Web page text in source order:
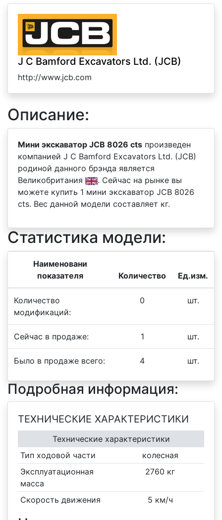
J C Bamford Excavators Ltd. (JCB)
http://www.jcb.com
Описание:
Мини экскаватор JCB 8026 cts произведен
компанией J C Bamford Excavators Ltd. (JCB)
родиной данного брэнда является
Великобритания
. Сейчас на рынке вы
можете купить 1 мини экскаватор JCB 8026
cts. Вес данной модели составляет кг.
Статистика модели:
Наименовани
показателя
Количество Ед.изм.
Количество
модификаций:
0 шт.
Сейчас в продаже: 1 шт.
Было в продаже всего: 4 шт.
Подробная информация:
ТЕХНИЧЕСКИЕ ХАРАКТЕРИСТИКИ
Технические характеристики
Тип ходовой части
колесная
Эксплуатационная
масса
2760 кг
Скорость движения 5 км/ч